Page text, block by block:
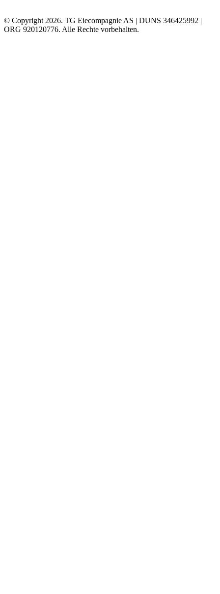
© Copyright 2026. TG Eiecompagnie AS | DUNS 346425992 |
ORG 920120776. Alle Rechte vorbehalten.